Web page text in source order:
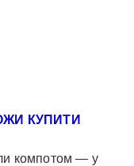
КУПИТИ
компотом — у